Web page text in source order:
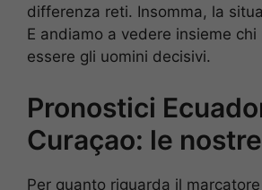
differenza reti. Insomma, la
E andiamo a vedere insieme
essere gli uomini decisivi.
Pronostici
Curaçao: le
Per quanto riguarda il